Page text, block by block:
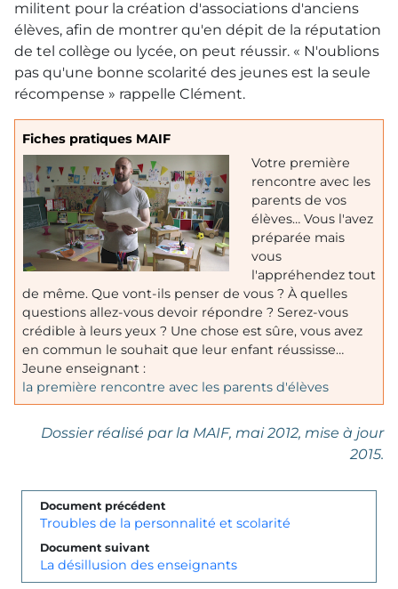
militent pour la création d'associations d'anciens
élèves, afin de montrer qu'en dépit de la réputation
de tel collège ou lycée, on peut réussir. « N'oublions
pas qu'une bonne scolarité des jeunes est la seule
récompense » rappelle Clément.
Fiches pratiques MAIF
Votre première
rencontre avec les
parents de vos
élèves… Vous l'avez
préparée mais
vous
l'appréhendez tout
de même. Que vont-ils penser de vous ? À quelles
questions allez-vous devoir répondre ? Serez-vous
crédible à leurs yeux ? Une chose est sûre, vous avez
en commun le souhait que leur enfant réussisse…
Jeune enseignant :
la première rencontre avec les parents d'élèves
Dossier réalisé par la MAIF, mai 2012, mise à jour
2015.
Document précédent
Troubles de la personnalité et scolarité
Document suivant
La désillusion des enseignants